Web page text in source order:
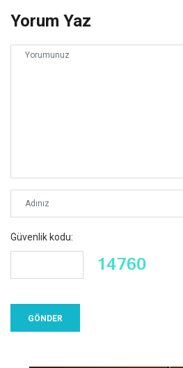
Yorum Yaz
Güvenlik kodu: